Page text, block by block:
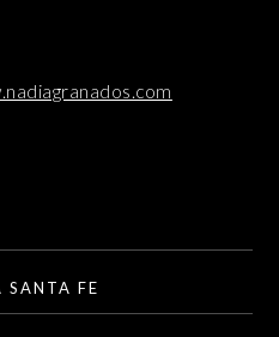
SANTA FE